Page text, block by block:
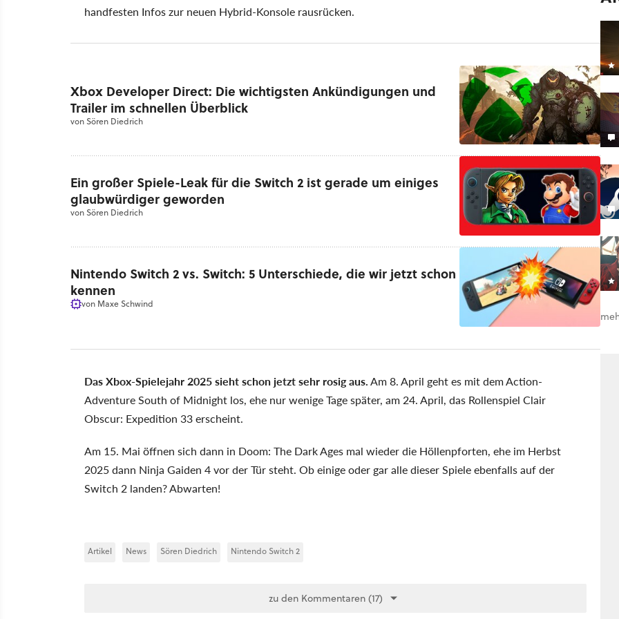
handfesten Infos zur neuen Hybrid-Konsole rausrücken.
Xbox Developer Direct: Die wichtigsten Ankündigungen und
Trailer im schnellen Überblick
vonSören Diedrich
Ein großer Spiele-Leak für die Switch 2 ist gerade um einiges
glaubwürdiger geworden
vonSören Diedrich
Nintendo Switch 2 vs. Switch: 5 Unterschiede, die wir jetzt schon
kennen
von Maxe Schwind
Das Xbox-Spielejahr 2025 sieht schon jetzt sehr rosig aus.Am 8. April geht es mit dem Action-
Adventure South of Midnight los, ehe nur wenige Tage später, am 24. April, das Rollenspiel Clair
Obscur: Expedition 33 erscheint.
Am 15. Mai öffnen sich dann in Doom: The Dark Ages mal wieder die Höllenpforten, ehe im Herbst
2025 dann Ninja Gaiden 4 vor der Tür steht. Ob einige oder gar alle dieser Spiele ebenfalls auf der
Switch 2 landen? Abwarten!
Artikel News Sören Diedrich Nintendo Switch 2
zu den Kommentaren (17)